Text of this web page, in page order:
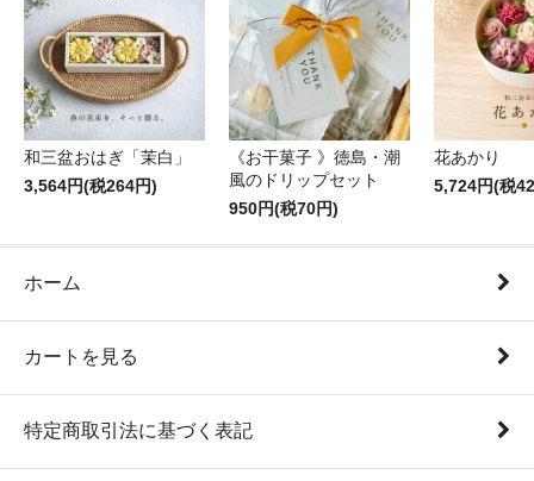
和三盆おはぎ「茉白」
3,564円(税264円)
《お干菓子 》徳島・潮
風のドリップセット
950円(税70円)
花あかり
5,724円(税
ホーム
カートを見る
特定商取引法に基づく表記